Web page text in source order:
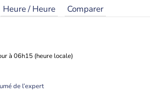
Heure / Heure Comparer
à 06h15 (heure locale)
de l’expert